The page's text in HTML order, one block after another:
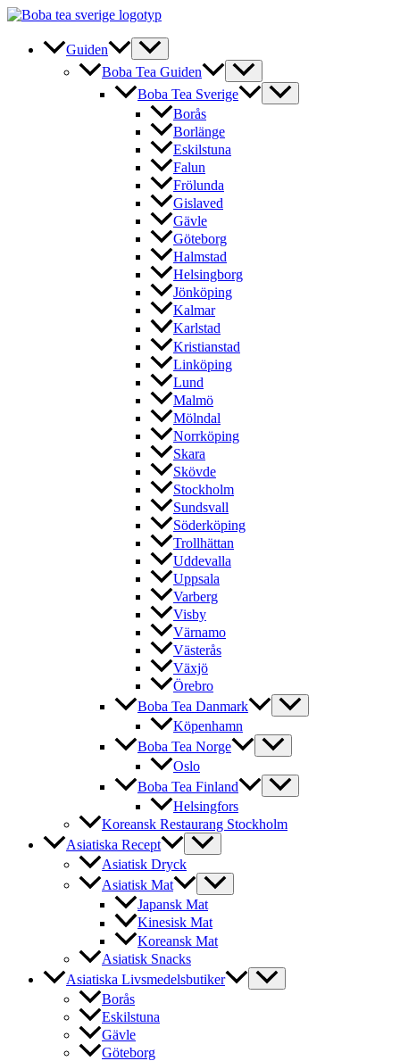
Hoppa
innehåll
Guiden
Boba Tea Guiden
Boba Tea Sverige
Borås
Borlänge
Eskilstuna
Falun
Frölunda
Gislaved
Gävle
Göteborg
Halmstad
Helsingborg
Jönköping
Kalmar
Karlstad
Kristianstad
Linköping
Lund
Malmö
Mölndal
Norrköping
Skara
Skövde
Stockholm
Sundsvall
Söderköping
Trollhättan
Uddevalla
Uppsala
Varberg
Visby
Värnamo
Västerås
Växjö
Örebro
Boba Tea Danmark
Köpenhamn
Boba Tea Norge
Oslo
Boba Tea Finland
Helsingfors
Koreansk Restaurang Stockholm
Asiatiska Recept
Asiatisk Dryck
Asiatisk Mat
Japansk Mat
Kinesisk Mat
Koreansk Mat
Asiatisk Snacks
Asiatiska Livsmedelsbutiker
Borås
Eskilstuna
Gävle
Göteborg